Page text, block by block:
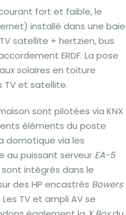
fort et faible, le
installé dans une baie
satellite + hertzien, bus
ERDF. La pose
solaires en toiture
TV et satellite.
sont pilotées via KNX
éléments du poste
domotique via les
au puissant serveur EA-5
sont intégrés dans le
des HP encastrés Bowers
TV et ampli AV se